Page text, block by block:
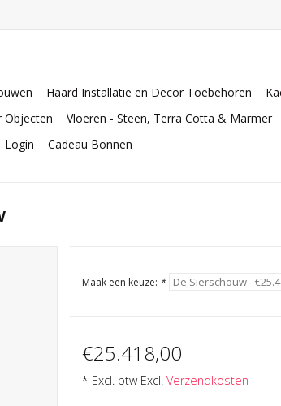
Haard Installatie en Decor Toebehoren
Objecten
Vloeren - Steen, Terra Cotta & Marmer
Login Cadeau Bonnen
Maak een keuze: *
€25.418,00
* Excl. btw Excl. Verzendkosten